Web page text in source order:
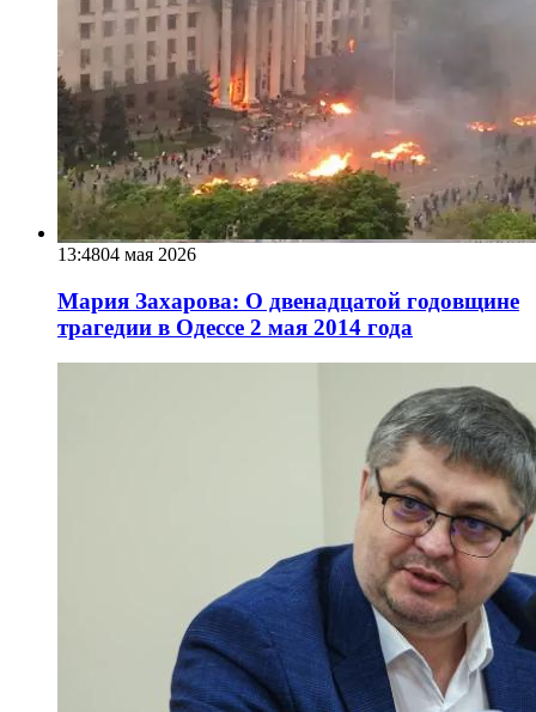
13:4804 мая 2026
Мария Захарова: О двенадцатой годовщине
трагедии в Одессе 2 мая 2014 года